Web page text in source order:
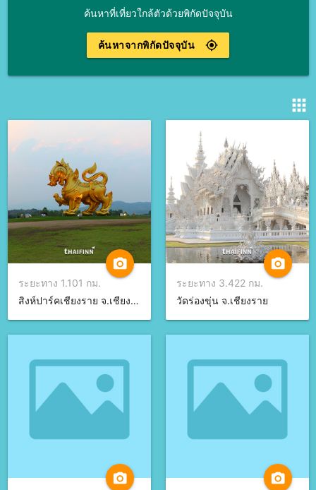
ค้นหาที่เที่ยวใกล้ตัวด้วยพิกัดปัจจุบัน
gps_fixed
ค้นหาจากพิกัดปัจจุบัน
apps
camera_alt
ระยะทาง 1.101 กม.
สิงห์ปาร์คเชียงราย จ.เชียงราย
camera_alt
ระยะทาง 3.422 กม.
วัดร่องขุ่น จ.เชียงราย
camera_alt camera_alt